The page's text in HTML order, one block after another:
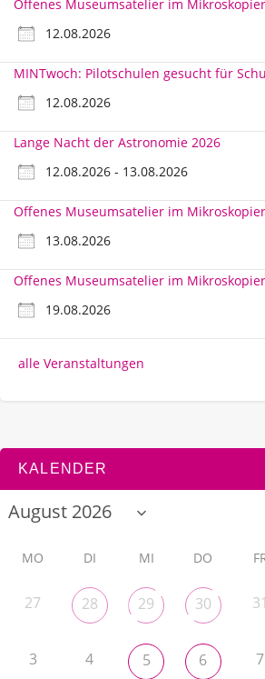
Offenes Museumsatelier im
12.08.2026
MINTwoch: Pilotschulen gesucht für
12.08.2026
Lange Nacht der Astronomie 2026
12.08.2026 - 13.08.2026
Offenes Museumsatelier im
13.08.2026
Offenes Museumsatelier im
19.08.2026
alle Veranstaltungen
KALENDER
MO DI MI DO
27 28 29 30 31
3 4 5 6 7